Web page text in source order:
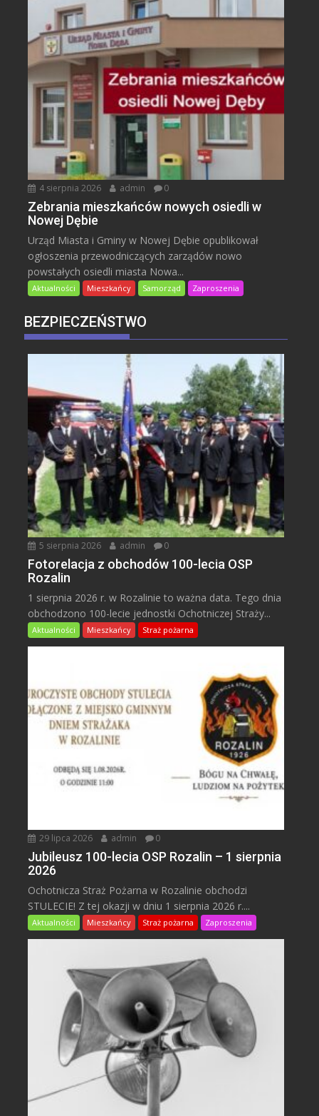
4 sierpnia 2026 admin 0
Zebrania mieszkańców nowych osiedli w
Nowej Dębie
Urząd Miasta i Gminy w Nowej Dębie opublikował
ogłoszenia przewodniczących zarządów nowo
powstałych osiedli miasta Nowa...
Aktualności Mieszkańcy Samorząd Zaproszenia
BEZPIECZEŃSTWO
5 sierpnia 2026 admin 0
Fotorelacja z obchodów 100-lecia OSP
Rozalin
1 sierpnia 2026 r. w Rozalinie to ważna data. Tego dnia
obchodzono 100-lecie jednostki Ochotniczej Straży...
Aktualności Mieszkańcy Straż pożarna
29 lipca 2026 admin 0
Jubileusz 100-lecia OSP Rozalin – 1 sierpnia
2026
Ochotnicza Straż Pożarna w Rozalinie obchodzi
STULECIE! Z tej okazji w dniu 1 sierpnia 2026 r....
Aktualności Mieszkańcy Straż pożarna Zaproszenia